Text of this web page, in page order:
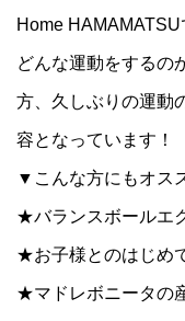
Home HAMAMATSU
どんな運動をするの
方、久しぶりの運動
容となっています！
▼こんな方にもオス
★バランスボールエ
★お子様とのはじめ
★マドレボニータの